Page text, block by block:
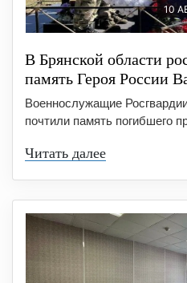
10
В Брянской области
память Героя России
Военнослужащие
почтили память погибшего
Читать далее